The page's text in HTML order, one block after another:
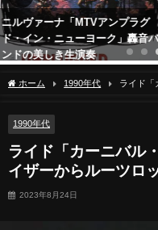
日本史を愛するアフロヘアーが
でる歴史縛りファンク「レキシ
2018年2月15日
ホーム 1990年代
ライド「
1990年代
ライド「カーニバル
イザーからルーツロ
2023年8月24日